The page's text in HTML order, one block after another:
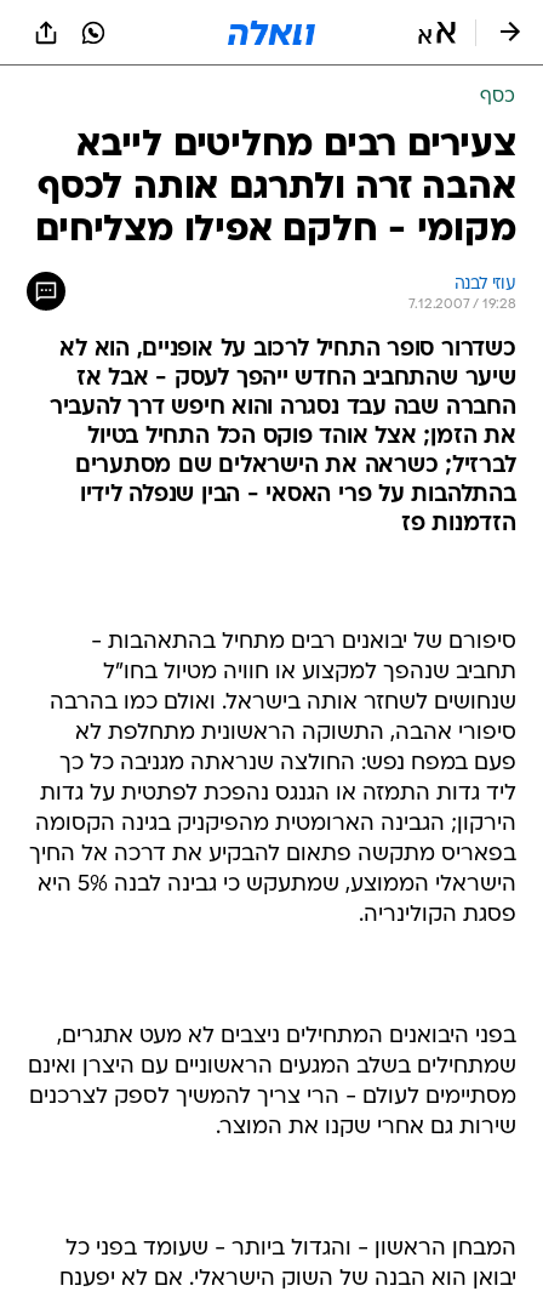
כסף
צעירים רבים מחליטים לייבא
אהבה זרה ולתרגם אותה לכסף
מקומי - חלקם אפילו מצליחים
עוזי לבנה
7.12.2007 / 19:28
כשדרור סופר התחיל לרכוב על אופניים, הוא לא
שיער שהתחביב החדש ייהפך לעסק - אבל אז
החברה שבה עבד נסגרה והוא חיפש דרך להעביר
את הזמן; אצל אוהד פוקס הכל התחיל בטיול
לברזיל; כשראה את הישראלים שם מסתערים
בהתלהבות על פרי האסאי - הבין שנפלה לידיו
הזדמנות פז
סיפורם של יבואנים רבים מתחיל בהתאהבות -
תחביב שנהפך למקצוע או חוויה מטיול בחו"ל
שנחושים לשחזר אותה בישראל. ואולם כמו בהרבה
סיפורי אהבה, התשוקה הראשונית מתחלפת לא
פעם במפח נפש: החולצה שנראתה מגניבה כל כך
ליד גדות התמזה או הגנגס נהפכת לפתטית על גדות
הירקון; הגבינה הארומטית מהפיקניק בגינה הקסומה
בפאריס מתקשה פתאום להבקיע את דרכה אל החיך
הישראלי הממוצע, שמתעקש כי גבינה לבנה 5% היא
פסגת הקולינריה.
בפני היבואנים המתחילים ניצבים לא מעט אתגרים,
שמתחילים בשלב המגעים הראשוניים עם היצרן ואינם
מסתיימים לעולם - הרי צריך להמשיך לספק לצרכנים
שירות גם אחרי שקנו את המוצר.
המבחן הראשון - והגדול ביותר - שעומד בפני כל
יבואן הוא הבנה של השוק הישראלי. אם לא יפענח